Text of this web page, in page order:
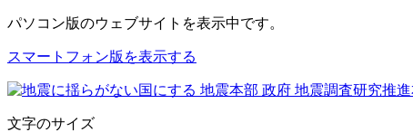
パソコン版のウェブサイトを表示中です。
スマートフォン版を表示する
文字のサイズ